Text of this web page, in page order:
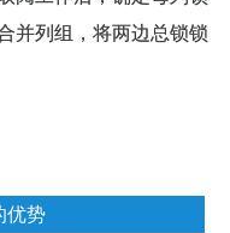
并列组，将两边总锁锁
优势